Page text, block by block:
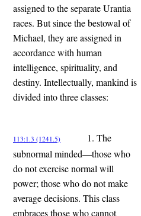
assigned to the separate Urantia
races. But since the bestowal of
Michael, they are assigned in
accordance with human
intelligence, spirituality, and
destiny. Intellectually, mankind is
divided into three classes:
113:1.3 (1241.5)
1. The
subnormal minded—those who
do not exercise normal will
power; those who do not make
average decisions. This class
embraces those who cannot